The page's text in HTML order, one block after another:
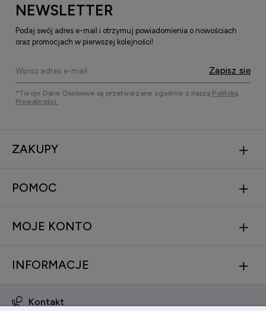
NEWSLETTER
Podaj swój adres e-mail i otrzymuj powiadomienia o nowościach
oraz promocjach w pierwszej kolejności!
Zapisz się
*Twoje Dane Osobowe są przetwarzane zgodnie z naszą Polityką
Prywatności.
ZAKUPY
POMOC
MOJE KONTO
INFORMACJE
Kontakt